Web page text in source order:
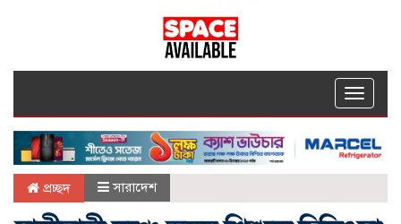
Toggle
প্রচ্ছদ সারাদেশ